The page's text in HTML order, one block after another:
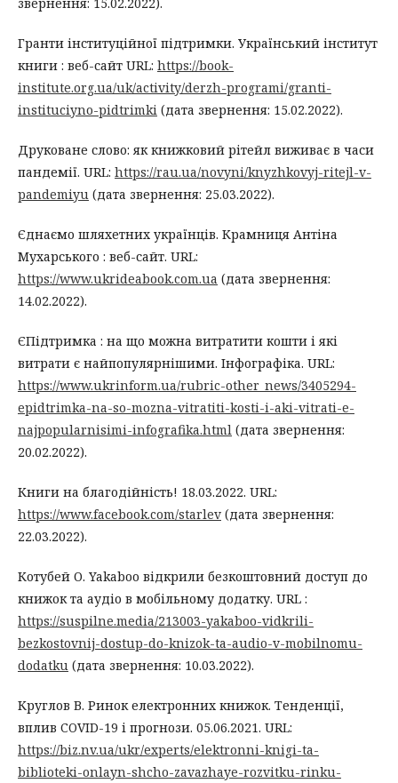
Гранти інституційної підтримки. Український інститут
книги : веб-сайт URL: https://book-
institute.org.ua/uk/activity/derzh-programi/granti-
instituciyno-pidtrimki (дата звернення: 15.02.2022).
Друковане слово: як книжковий рітейл виживає в часи
пандемії. URL: https://rau.ua/novyni/knyzhkovyj-ritejl-v-
pandemiyu (дата звернення: 25.03.2022).
Єднаємо шляхетних українців. Крамниця Антіна
Мухарського : веб-сайт. URL:
https://www.ukrideabook.com.ua (дата звернення:
14.02.2022).
ЄПідтримка : на що можна витратити кошти і які
витрати є найпопулярнішими. Інфографіка. URL:
https://www.ukrinform.ua/rubric-other_news/3405294-
epidtrimka-na-so-mozna-vitratiti-kosti-i-aki-vitrati-e-
najpopularnisimi-infografika.html (дата звернення:
20.02.2022).
Книги на благодійність! 18.03.2022. URL:
https://www.facebook.com/starlev (дата звернення:
22.03.2022).
Котубей О. Yakaboo відкрили безкоштовний доступ до
книжок та аудіо в мобільному додатку. URL :
https://suspilne.media/213003-yakaboo-vidkrili-
bezkostovnij-dostup-do-knizok-ta-audio-v-mobilnomu-
dodatku (дата звернення: 10.03.2022).
Круглов В. Ринок електронних книжок. Тенденції,
вплив COVID-19 і прогнози. 05.06.2021. URL:
https://biz.nv.ua/ukr/experts/elektronni-knigi-ta-
biblioteki-onlayn-shcho-zavazhaye-rozvitku-rinku-